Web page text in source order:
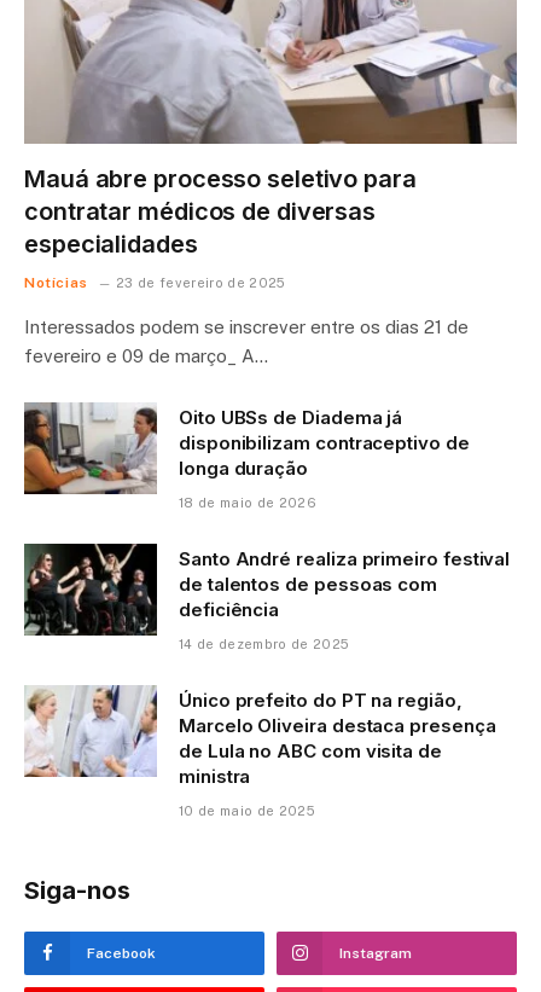
Mauá abre processo seletivo para
contratar médicos de diversas
especialidades
Notícias 23 de fevereiro de 2025
Interessados podem se inscrever entre os dias 21 de
fevereiro e 09 de março_ A…
Oito UBSs de Diadema já
disponibilizam contraceptivo de
longa duração
18 de maio de 2026
Santo André realiza primeiro festival
de talentos de pessoas com
deficiência
14 de dezembro de 2025
Único prefeito do PT na região,
Marcelo Oliveira destaca presença
de Lula no ABC com visita de
ministra
10 de maio de 2025
Siga-nos
Facebook Instagram